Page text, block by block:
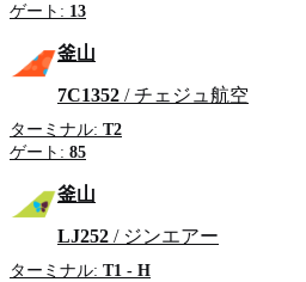
ゲート: 13
釜山
7C1352 / チェジュ航空
ターミナル: T2
ゲート: 85
釜山
LJ252 / ジンエアー
ターミナル: T1 - H